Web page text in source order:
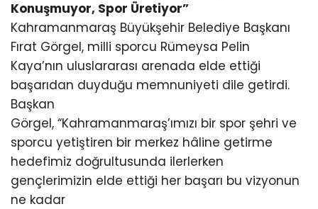
Konuşmuyor, Spor Üretiyor”
Kahramanmaraş Büyükşehir Belediye Başkanı
Fırat Görgel, milli sporcu Rümeysa Pelin
Kaya’nın uluslararası arenada elde ettiği
başarıdan duyduğu memnuniyeti dile getirdi.
Başkan
Görgel, “Kahramanmaraş’ımızı bir spor şehri ve
sporcu yetiştiren bir merkez hâline getirme
hedefimiz doğrultusunda ilerlerken
gençlerimizin elde ettiği her başarı bu vizyonun
ne kadar